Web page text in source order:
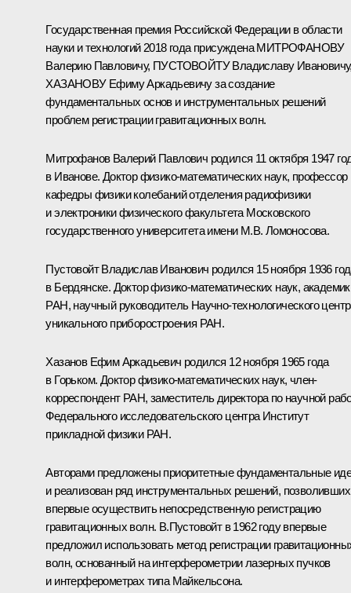
Государственная премия Российской Федерации в области
науки и технологий 2018 года присуждена МИТРОФАНОВУ
Валерию Павловичу, ПУСТОВОЙТУ Владиславу
ХАЗАНОВУ Ефиму Аркадьевичу за создание
фундаментальных основ и инструментальных решений
проблем регистрации гравитационных волн.
Митрофанов Валерий Павлович родился 11 октября 1947
в Иванове. Доктор физико-математических наук, профессор
кафедры физики колебаний отделения радиофизики
и электроники физического факультета Московского
государственного университета имени М.В. Ломоносова.
Пустовойт Владислав Иванович родился 15 ноября 1936
в Бердянске. Доктор физико-математических наук, академик
РАН, научный руководитель Научно-технологического
уникального приборостроения РАН.
Хазанов Ефим Аркадьевич родился 12 ноября 1965 года
в Горьком. Доктор физико-математических наук, член-
корреспондент РАН, заместитель директора по научной
Федерального исследовательского центра Институт
прикладной физики РАН.
Авторами предложены приоритетные фундаментальные
и реализован ряд инструментальных решений, позволивших
впервые осуществить непосредственную регистрацию
гравитационных волн. В.Пустовойт в 1962 году впервые
предложил использовать метод регистрации
волн, основанный на интерферометрии лазерных пучков
и интерферометрах типа Майкельсона.